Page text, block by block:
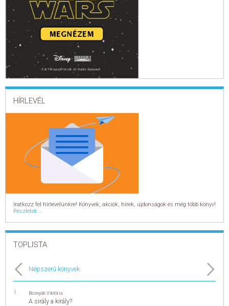
HÍRLEVÉL
Iratkozz fel hírlevelünkre! Könyvek, akciók, hírek, újdonságok és még több könyv!
Részletek...
TOPLISTA
Népszerű könyvek
Bosnyák Viktória
A sirály a király?